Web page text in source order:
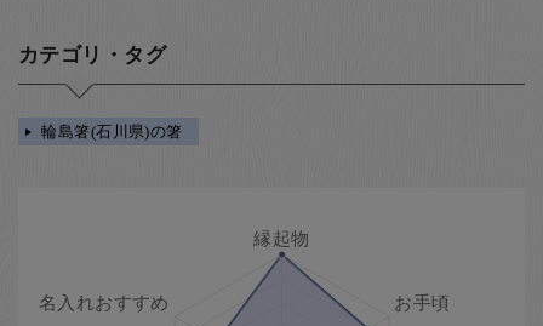
カテゴリ・タグ
輪島箸(石川県)の箸